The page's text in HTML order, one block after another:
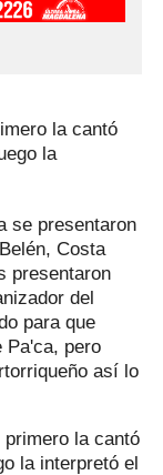
la cantó
la
se presentaron
Costa
presentaron
del
para que
Pa'ca, pero
así lo
la cantó
la interpretó el